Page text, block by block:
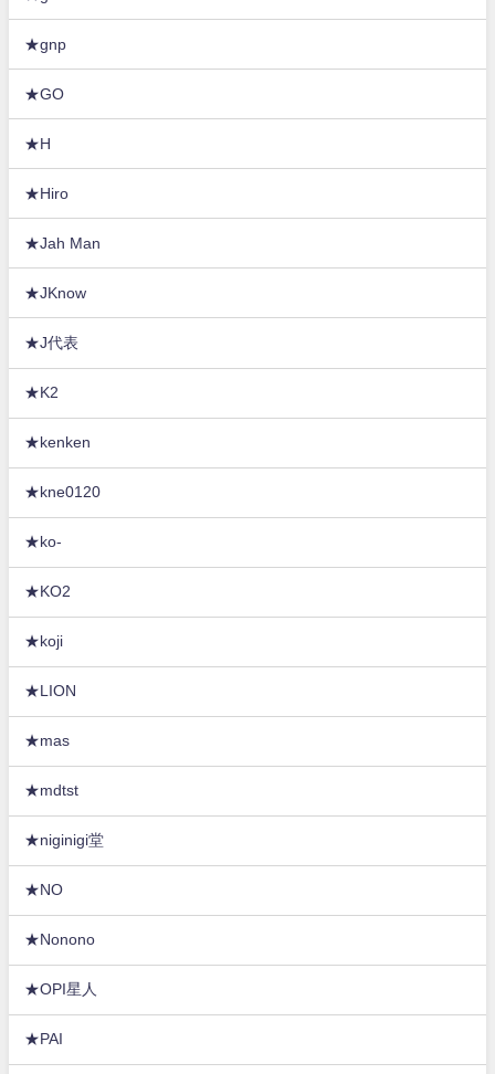
★gnp
★GO
★H
★Hiro
★Jah Man
★JKnow
★J代表
★K2
★kenken
★kne0120
★ko-
★KO2
★koji
★LION
★mas
★mdtst
★niginigi堂
★NO
★Nonono
★OPI星人
★PAI